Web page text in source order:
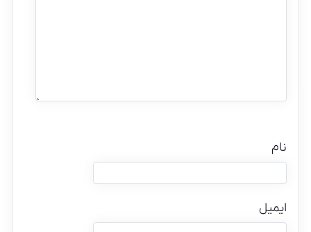
نام
ایمیل